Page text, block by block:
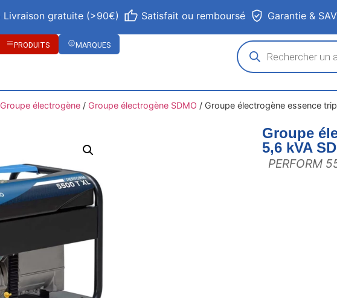
Livraison gratuite (>90€) Satisfait ou remboursé Garantie & SAV
PRODUITS MARQUES
Groupe électrogène/ Groupe électrogène SDMO / Groupe électrogène essence
Groupe
5,6 kVA
PERFORM